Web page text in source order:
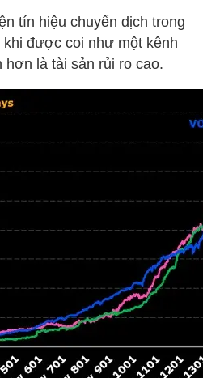
tín hiệu chuyển dịch trong
được coi như một kênh
là tài sản rủi ro cao.